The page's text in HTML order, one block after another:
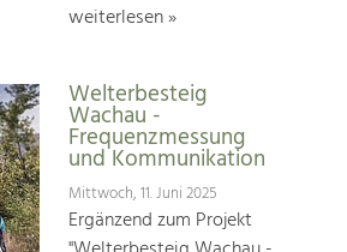
weiterlesen »
Welterbesteig
Wachau -
Frequenzmessung
und Kommunikation
Mittwoch, 11. Juni 2025
Ergänzend zum Projekt